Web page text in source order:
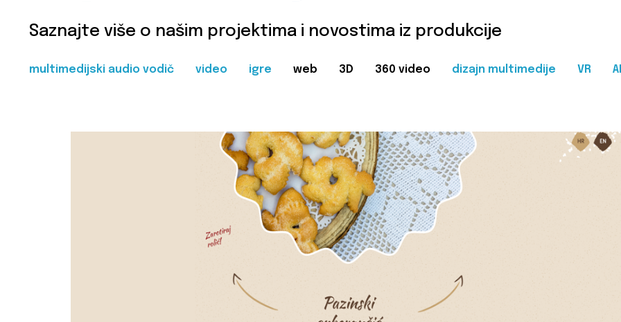
Saznajte više o našim projektima i novostima iz produkcije
multimedijski audio vodič video igre web 3D 360 video dizajn multimedije VR